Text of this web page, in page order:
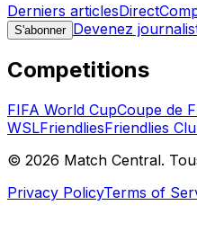
Derniers articlesDirect
S'abonner Devenez
Competitions
FIFA World CupCoupe de
WSLFriendliesFriendlies
© 2026 Match Central.
Privacy PolicyTerms of